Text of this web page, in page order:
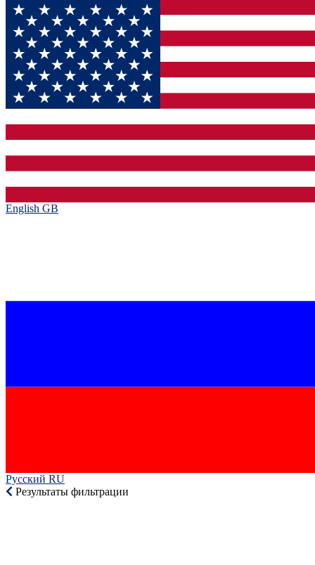
English GB‎
Русский RU‎
Результаты фильтрации